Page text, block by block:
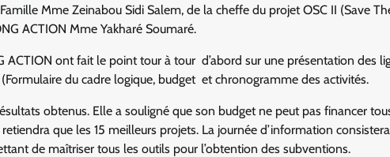
Mme Zeinabou Sidi Salem, de la cheffe du projet OSC II (Save
ACTION Mme Yakharé Soumaré.
ACTION ont fait le point tour à tour d’abord sur une présentation des
du cadre logique, budget et chronogramme des activités.
obtenus. Elle a souligné que son budget ne peut pas financer
que les 15 meilleurs projets. La journée d’information
de maîtriser tous les outils pour l’obtention des subventions.